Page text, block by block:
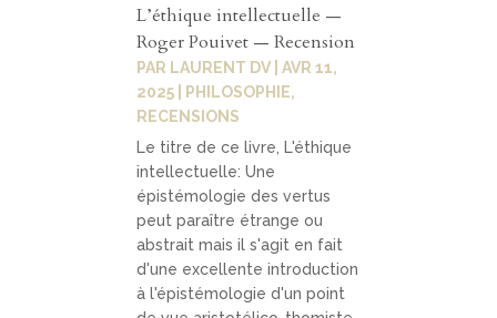
L’éthique intellectuelle —
Roger Pouivet — Recension
PAR LAURENT DV |AVR 11,
2025
PHILOSOPHIE,
RECENSIONS
Le titre de ce livre, L'éthique
intellectuelle: Une
épistémologie des vertus
peut paraître étrange ou
abstrait mais il s'agit en fait
d'une excellente introduction
à l'épistémologie d'un point